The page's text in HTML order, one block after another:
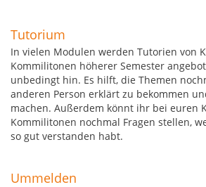
Tutorium
In vielen Modulen werden Tutorien von
Kommilitonen höherer Semester
unbedingt hin. Es hilft, die Themen
anderen Person erklärt zu bekommen
machen. Außerdem könnt ihr bei euren
Kommilitonen nochmal Fragen stellen,
so gut verstanden habt.
Ummelden